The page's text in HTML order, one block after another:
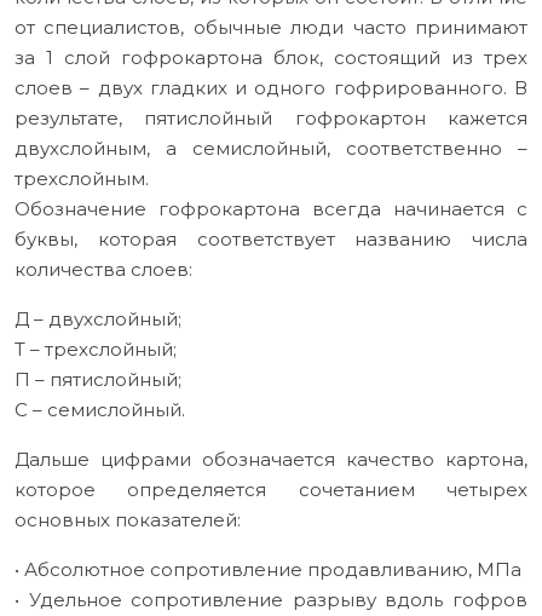
от специалистов, обычные люди часто принимают
за 1 слой гофрокартона блок, состоящий из трех
слоев – двух гладких и одного гофрированного. В
результате, пятислойный гофрокартон кажется
двухслойным, а семислойный, соответственно –
трехслойным.
Обозначение гофрокартона всегда начинается с
буквы, которая соответствует названию числа
количества слоев:
Д – двухслойный;
Т – трехслойный;
П – пятислойный;
С – семислойный.
Дальше цифрами обозначается качество картона,
которое определяется сочетанием четырех
основных показателей:
• Абсолютное сопротивление продавливанию, МПа
• Удельное сопротивление разрыву вдоль гофров